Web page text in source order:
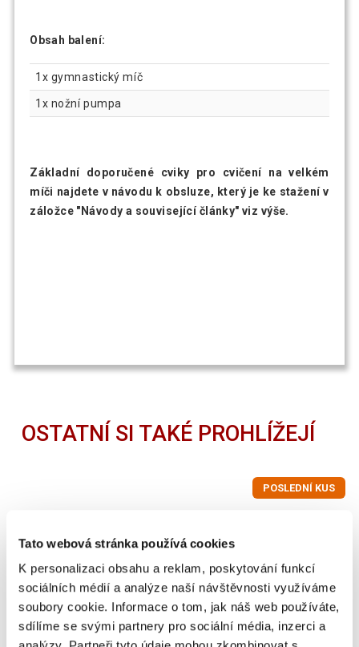
Tato webová stránka používá cookies
K personalizaci obsahu a reklam, poskytování funkcí
sociálních médií a analýze naší návštěvnosti využíváme
soubory cookie. Informace o tom, jak náš web používáte,
sdílíme se svými partnery pro sociální média, inzerci a
Obsah balení:
1x gymnastický míč
1x nožní pumpa
Základní doporučené cviky pro cvičení na velkém
míči najdete v návodu k obsluze, který je ke stažení v
záložce "Návody a související články" viz výše.
OSTATNÍ SI TAKÉ PROHLÍŽEJÍ
POSLEDNÍ KUS